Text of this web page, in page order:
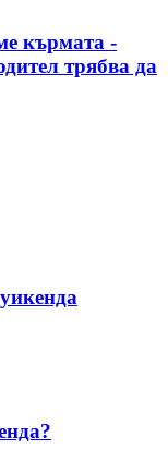
кърмата -
трябва да